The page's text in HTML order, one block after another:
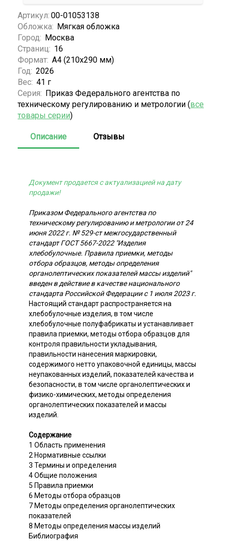
Артикул: 00-01053138
Обложка: Мягкая обложка
Город: Москва
Страниц: 16
Формат: А4 (210x290 мм)
Год: 2026
Вес: 41 г
Серия: Приказ Федерального агентства по
техническому регулированию и метрологии (все
товары серии)
Описание Отзывы
Документ продается с актуализацией на дату
продажи!
Приказом Федерального агентства по
техническому регулированию и метрологии от 24
июня 2022 г. № 529-ст межгосударственный
стандарт ГОСТ 5667-2022 "Изделия
хлебобулочные. Правила приемки, методы
отбора образцов, методы определения
органолептических показателей массы изделий"
введен в действие в качестве национального
стандарта Российской Федерации с 1 июля 2023 г.
Настоящий стандарт распространяется на
хлебобулочные изделия, в том числе
хлебобулочные полуфабрикаты и устанавливает
правила приемки, методы отбора образцов для
контроля правильности укладывания,
правильности нанесения маркировки,
содержимого нетто упаковочной единицы, массы
неупакованных изделий, показателей качества и
безопасности, в том числе органолептических и
физико-химических, методы определения
органолептических показателей и массы
изделий.
Содержание
1 Область применения
2 Нормативные ссылки
3 Термины и определения
4 Общие положения
5 Правила приемки
6 Методы отбора образцов
7 Методы определения органолептических
показателей
8 Методы определения массы изделий
Библиография